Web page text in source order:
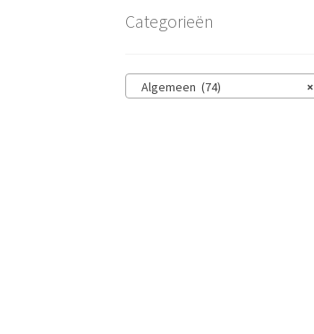
Categorieën
×
Algemeen (74)